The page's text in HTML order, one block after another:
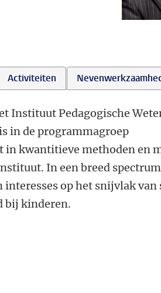
Activiteiten
Instituut Pedagogische
in de programmagroep
in kwantitieve methoden en
In een breed
op het snijvlak van
bij kinderen.